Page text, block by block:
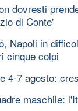
dovresti
di Conte'
Napoli in
cinque colpi
4-7 agosto:
maschile: